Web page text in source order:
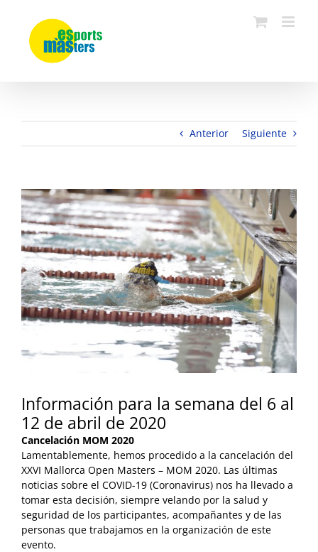
contenido
Anterior Siguiente
Información para la semana del 6 al
12 de abril de 2020
Cancelación MOM 2020
Lamentablemente, hemos procedido a la cancelación del
XXVI Mallorca Open Masters – MOM 2020. Las últimas
noticias sobre el COVID-19 (Coronavirus) nos ha llevado a
tomar esta decisión, siempre velando por la salud y
seguridad de los participantes, acompañantes y de las
personas que trabajamos en la organización de este
evento.